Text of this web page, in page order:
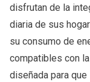
disfrutan de la
diaria de sus
su consumo de
compatibles con
diseñada para